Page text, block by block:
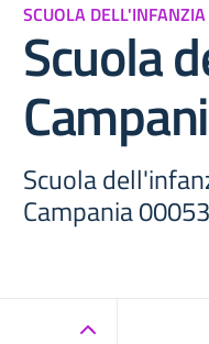
SCUOLA DELL'INFANZIA
Scuola
Scuola
Campania